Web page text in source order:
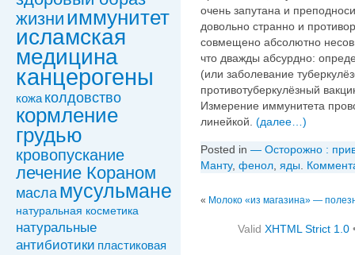
жизни иммунитет
исламская
медицина
канцерогены
кожа колдовствo
кормление
грудью
кровопускание
лечение Кораном
масла мусульмане
натуральная косметика
натуральные
антибиотики пластиковая
очень запутана и
довольно странно и
совмещено абсолютно
что дважды абсурдно:
(или заболевание
противотуберкулёзный
Измерение иммунитета
линейкой. (далее…)
Posted in — Осторожно :
Манту, фенол, яды.
« Молоко «из магазина» —
ValidXHTML Strict 1.0